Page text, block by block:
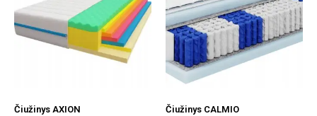
Čiužinys AXION Čiužinys CALMIO